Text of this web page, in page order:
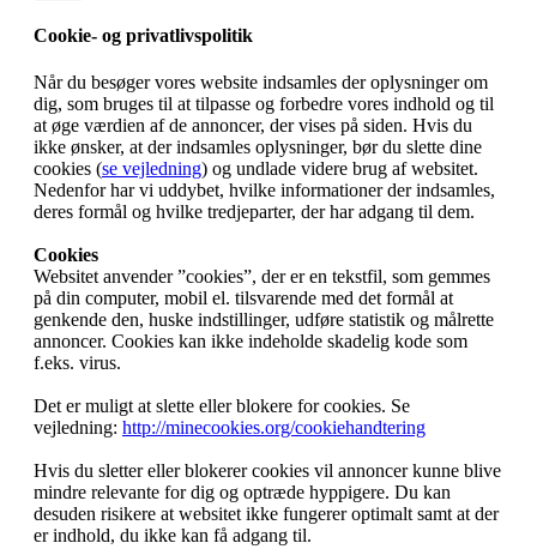
Cookie- og privatlivspolitik
Når du besøger vores website indsamles der oplysninger om
dig, som bruges til at tilpasse og forbedre vores indhold og til
at øge værdien af de annoncer, der vises på siden. Hvis du
ikke ønsker, at der indsamles oplysninger, bør du slette dine
cookies (se vejledning) og undlade videre brug af websitet.
Nedenfor har vi uddybet, hvilke informationer der indsamles,
deres formål og hvilke tredjeparter, der har adgang til dem.
Cookies
Websitet anvender ”cookies”, der er en tekstfil, som gemmes
på din computer, mobil el. tilsvarende med det formål at
genkende den, huske indstillinger, udføre statistik og målrette
annoncer. Cookies kan ikke indeholde skadelig kode som
f.eks. virus.
Det er muligt at slette eller blokere for cookies. Se
vejledning: http://minecookies.org/cookiehandtering
Hvis du sletter eller blokerer cookies vil annoncer kunne blive
mindre relevante for dig og optræde hyppigere. Du kan
desuden risikere at websitet ikke fungerer optimalt samt at der
er indhold, du ikke kan få adgang til.